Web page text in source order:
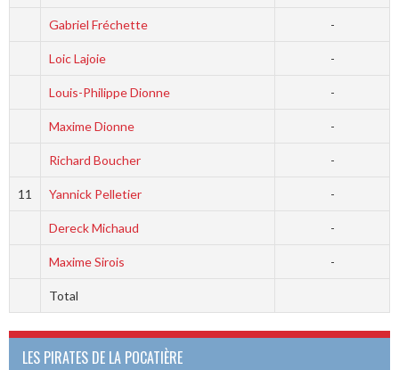
Gabriel Fréchette -
Loic Lajoie -
Louis-Philippe Dionne -
Maxime Dionne -
Richard Boucher -
11 Yannick Pelletier -
Dereck Michaud -
Maxime Sirois -
Total
LES PIRATES DE LA POCATIÈRE